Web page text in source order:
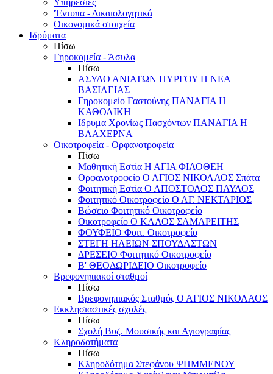
'Έντυπα - Δικαιολογητικά
Οικονομικά στοιχεία
Ιδρύματα
Πίσω
Γηροκομεία - Άσυλα
Πίσω
ΑΣΥΛΟ ΑΝΙΑΤΩΝ ΠΥΡΓΟΥ Η ΝΕΑ
ΒΑΣΙΛΕΙΑΣ
Γηροκομείο Γαστούνης ΠΑΝΑΓΙΑ Η
ΚΑΘΟΛΙΚΗ
Ιδρυμα Χρονίως Πασχόντων ΠΑΝΑΓΙΑ Η
ΒΛΑΧΕΡΝΑ
Οικοτροφεία - Ορφανοτροφεία
Πίσω
Μαθητική Εστία Η ΑΓΙΑ ΦΙΛΟΘΕΗ
Ορφανοτροφείο Ο ΑΓΙΟΣ ΝΙΚΟΛΑΟΣ Σπάτα
Φοιτητική Εστία Ο ΑΠΟΣΤΟΛΟΣ ΠΑΥΛΟΣ
Φοιτητικό Οικοτροφείο Ο ΑΓ. ΝΕΚΤΑΡΙΟΣ
Βώσειο Φοιτητικό Οικοτροφείο
Οικοτροφείο Ο ΚΑΛΟΣ ΣΑΜΑΡΕΙΤΗΣ
ΦΟΥΦΕΙΟ Φοιτ. Οικοτροφείο
ΣΤΕΓΗ ΗΛΕΙΩΝ ΣΠΟΥΔΑΣΤΩΝ
ΔΡΕΣΕΙΟ Φοιτητικό Οικοτροφείο
Β' ΘΕΟΔΩΡΙΔΕΙΟ Οικοτροφείο
Βρεφονηπιακοί σταθμοί
Πίσω
Βρεφονηπιακός Σταθμός Ο ΑΓΙΟΣ ΝΙΚΟΛΑΟΣ
Εκκλησιαστικές σχολές
Πίσω
Σχολή Βυζ. Μουσικής και Αγιογραφίας
Κληροδοτήματα
Πίσω
Κληροδότημα Στεφάνου ΨΗΜΜΕΝΟΥ